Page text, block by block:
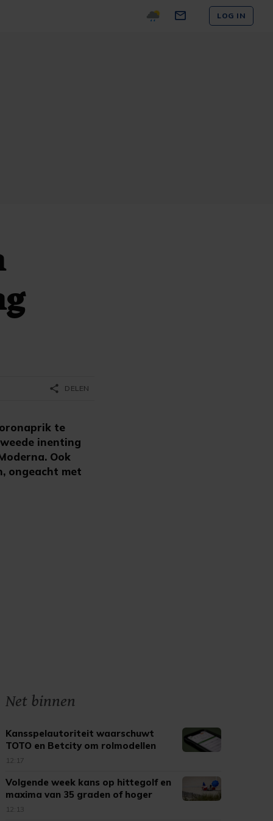
LOG IN
te
inenting
Ook
ongeacht met
share DELEN
Net binnen
Kansspelautoriteit waarschuwt
TOTO en Betcity om rolmodellen
12:17
Volgende week kans op hittegolf en
maxima van 35 graden of hoger
12:13